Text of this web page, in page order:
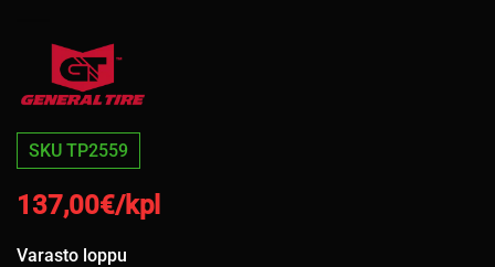
SKU TP2559
137,00€/kpl
Varasto loppu